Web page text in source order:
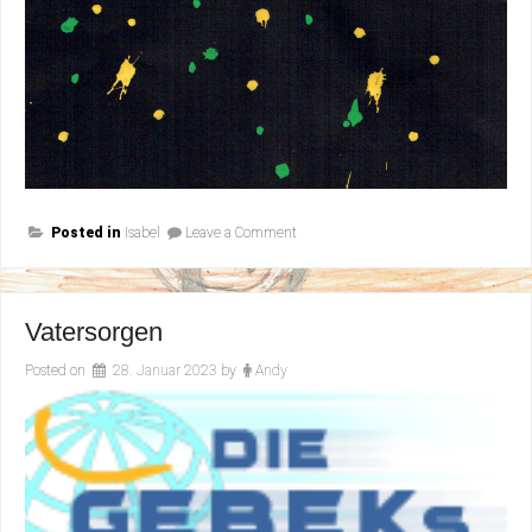
Posted in Isabel Leave a Comment
Vatersorgen
Posted on 28. Januar 2023 by Andy